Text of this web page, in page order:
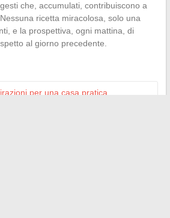
che, accumulati, contribuiscono a
ricetta miracolosa, solo una
e la prospettiva, ogni mattina, di
al giorno precedente.
per una casa pratica,